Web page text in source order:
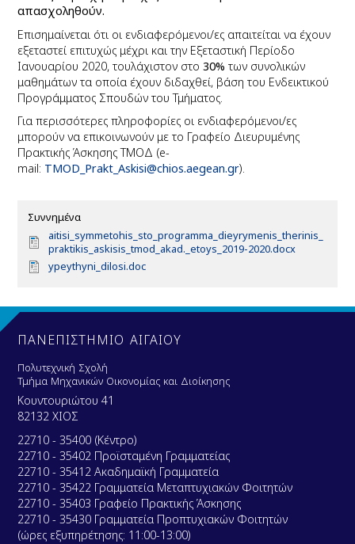
απασχοληθούν.
Επισημαίνεται ότι οι ενδιαφερόμενοι/ες απαιτείται να έχουν
εξεταστεί επιτυχώς μέχρι και την Εξεταστική Περίοδο
Ιανουαρίου 2020, τουλάχιστον στο30% των συνολικών
μαθημάτων τα οποία έχουν διδαχθεί, βάση του Ενδεικτικού
Προγράμματος Σπουδών του Τμήματος.
Για περισσότερες πληροφορίες οι ενδιαφερόμενοι/ες
μπορούν να επικοινωνούν με το Γραφείο Διευρυμένης
Πρακτικής Άσκησης ΤΜΟΔ (e-
mail: TMOD_Prakt_Askisi@chios.aegean.gr).
Συννημένα
D
o
c
u
n
aitisi_symmetohis_sto_programma_dieyrymenis_therinis_
praktikis_askisis_tmod_akad._etoys_2019-2020.docx
D
u
e
n
t
ypeythyni_dilosi.doc
ΠΑΝΕΠΙΣΤΗΜΙΟ ΑΙΓΑΙΟΥ
Πολυτεχνική Σχολή
Τμήμα Μηχανικών Οικονομίας και Διοίκησης
Κουντουριώτου 41
82132 ΧΙΟΣ
22710 - 35400 (Κέντρο)
22710 - 35402 Προϊσταμένη Γραμματείας
22710 - 35412 Ακαδημαϊκή Γραμματεία
22710 - 35422 Γραμματεία Μεταπτυχιακών Φοιτητών
22710 - 35403 Γραφείο Πρακτικής Άσκησης
22710 - 35430 Γραμματεία Προπτυχιακών Φοιτητών
(ώρες εξυπηρέτησης: 11:00-13:00)